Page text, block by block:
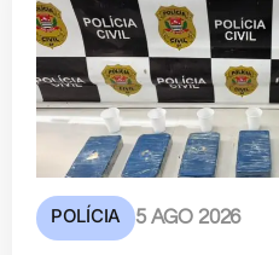
POLÍCIA 5 AGO 2026